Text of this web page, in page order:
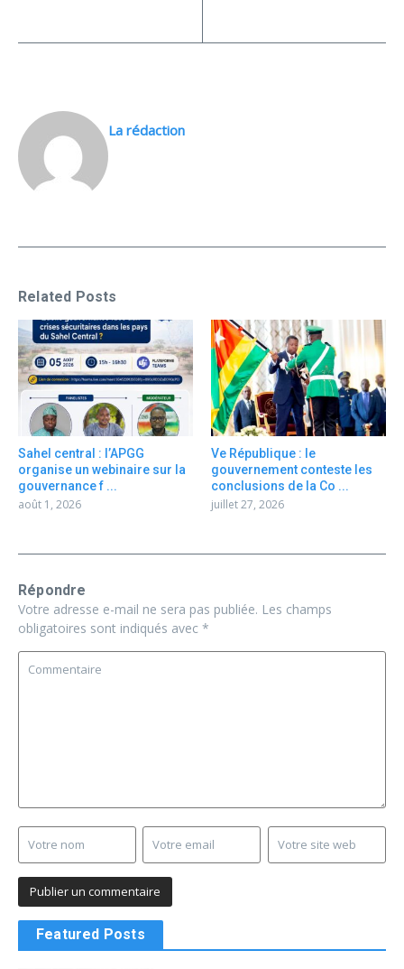
La rédaction
Related Posts
Sahel central : l’APGG
organise un webinaire sur la
gouvernance f ...
août 1, 2026
Ve République : le
gouvernement conteste les
conclusions de la Co ...
juillet 27, 2026
Répondre
Votre adresse e-mail ne sera pas publiée. Les champs
obligatoires sont indiqués avec *
Featured Posts